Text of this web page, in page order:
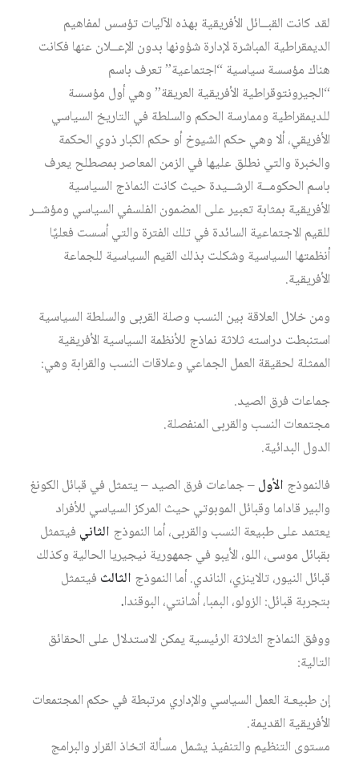
لقد كانت القبــائل الأفريقية بهذه الآليات تؤسس لمفاهيم
الديمقراطية المباشرة لإدارة شؤونها بدون الإعــلان عنها فكانت
هناك مؤسسة سياسية “اجتماعية” تعرف باسم
“الجيرونتوقراطية الأفريقية العريقة” وهي أول مؤسسة
للديمقراطية وممارسة الحكم والسلطة في التاريخ السياسي
الأفريقي، ألا وهي حكم الشيوخ أو حكم الكبار ذوي الحكمة
والخبرة والتي نطلق عليها في الزمن المعاصر بمصطلح يعرف
باسم الحكومــة الرشــيدة حيث كانت النماذج السياسية
الأفريقية بمثابة تعبير على المضمون الفلسفي السياسي ومؤشــر
للقيم الاجتماعية السائدة في تلك الفترة والتي أسست فعليًا
أنظمتها السياسية وشكلت بذلك القيم السياسية للجماعة
الأفريقية.
ومن خلال العلاقة بين النسب وصلة القربى والسلطة السياسية
استنبطت دراسته ثلاثة نماذج للأنظمة السياسية الأفريقية
الممثلة لحقيقة العمل الجماعي وعلاقات النسب والقرابة وهي:
جماعات فرق الصيد.
مجتمعات النسب والقربى المنفصلة.
الدول البدائية.
فالنموذج الأول– جماعات فرق الصيد – يتمثل في قبائل الكونغ
والبير قاداما وقبائل الموبوتي حيث المركز السياسي للأفراد
يعتمد على طبيعة النسب والقربى، أما النموذج الثاني فيتمثل
بقبائل موسى، اللو، الأيبو في جمهورية نيجيريا الحالية وكذلك
قبائل النيور، تالاينزي، الناندي. أما النموذج الثالث فيتمثل
بتجربة قبائل: الزولو، البمبا، أشانتي، البوقندا.
ووفق النماذج الثلاثة الرئيسية يمكن الاستدلال على الحقائق
التالية:
إن طبيعـة العمل السياسي والإداري مرتبطة في حكم المجتمعات
الأفريقية القديمة.
مستوى التنظيم والتنفيذ يشمل مسألة اتخاذ القرار والبرامج